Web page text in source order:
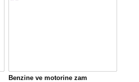
Benzine ve motorine zam